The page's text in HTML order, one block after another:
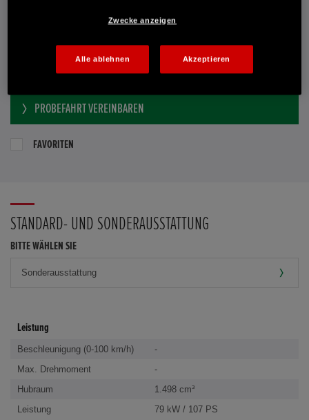
Dealer Website anzeigen
E-MAIL-ANFRAGE
PROBEFAHRT VEREINBAREN
FAVORITEN
STANDARD- UND SONDERAUSSTATTUNG
BITTE WÄHLEN SIE
Leistung
Beschleunigung (0-100 km/h)
-
Max. Drehmoment
-
Hubraum
1.498 cm³
Leistung
79 kW / 107 PS
Zwecke anzeigen
Alle ablehnen Akzeptieren